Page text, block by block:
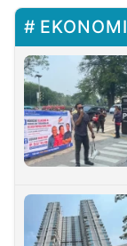
EKONOMI